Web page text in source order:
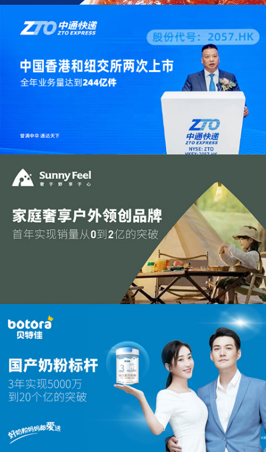
万酥脆 | 全新互联网模式烤鸭连锁品牌
打造单店日营业额突破7.5万
中通快递 | 品牌全案策划 | 誉满中华 通达天下
为传统品牌建立年轻化、国际化的认知
山扉 | 品牌全案策划
首年实现从0到2亿的破局之路